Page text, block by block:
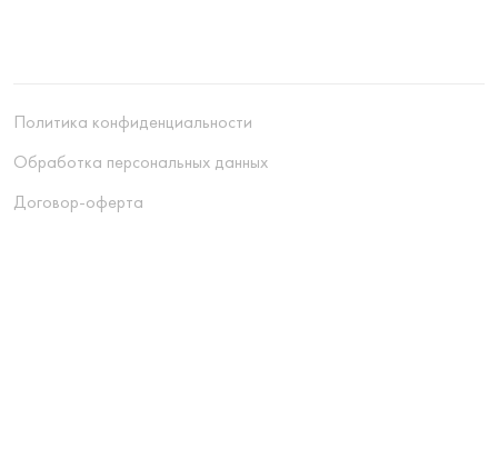
Политика конфиденциальности
Обработка персональных данных
Договор-оферта